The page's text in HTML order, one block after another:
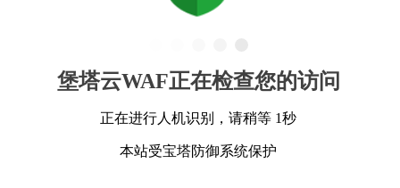
堡塔云WAF正在检查您的访问
正在进行人机识别，请稍等 1秒
本站受宝塔防御系统保护